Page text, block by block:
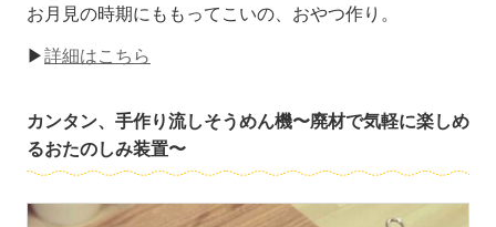
お月見の時期にももってこいの、おやつ作り。
▶詳細はこちら
カンタン、手作り流しそうめん機〜廃材で気軽に楽しめ
るおたのしみ装置〜